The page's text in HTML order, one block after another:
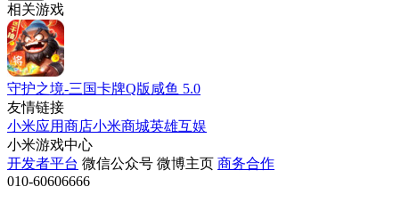
相关游戏
守护之境-三国卡牌Q版咸鱼 5.0
友情链接
小米应用商店小米商城英雄互娱
小米游戏中心
开发者平台 微信公众号 微博主页 商务合作
010-60606666